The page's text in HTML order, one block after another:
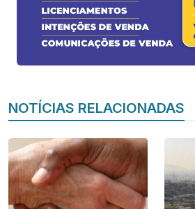
NOTÍCIAS RELACIONADAS